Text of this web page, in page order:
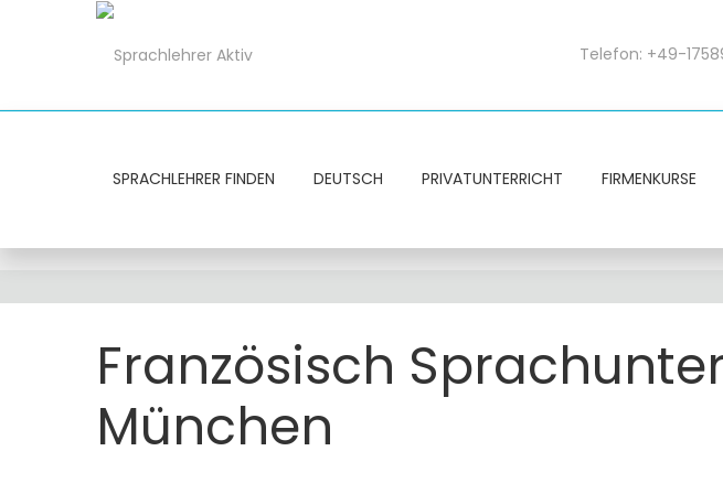
Telefon: +49-
SPRACHLEHRER FINDEN DEUTSCH PRIVATUNTERRICHT FIRMENKURSE
Französisch
München